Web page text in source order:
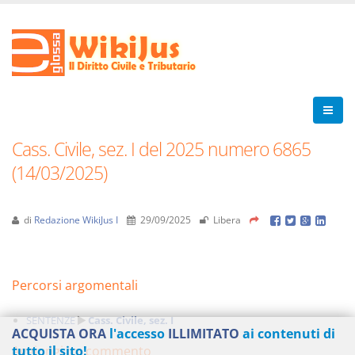
Cass. Civile, sez. I del 2025 numero 6865
(14/03/2025)
di Redazione WikiJus I 29/09/2025 Libera
Percorsi argomentali
SENTENZE Cass. Civile, sez. I
Aggiungi un commento
ACQUISTA ORA l'accesso ILLIMITATO ai contenuti di
tutto il sito!